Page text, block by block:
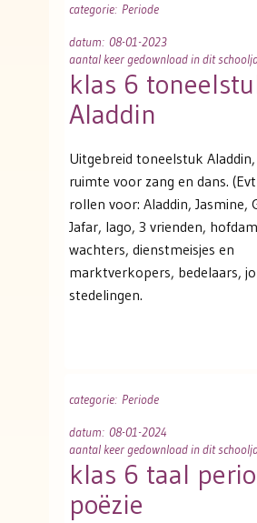
categorie: Periode
datum: 08-01-2023
aantal keer gedownload in dit
klas 6
Aladdin
Uitgebreid toneelstuk
ruimte voor zang en dans.
rollen voor: Aladdin, Jasmine,
Jafar, Iago, 3 vrienden,
wachters, dienstmeisjes en
marktverkopers, bedelaars,
stedelingen.
categorie: Periode
datum: 08-01-2024
aantal keer gedownload in dit
klas 6 taal
poëzie